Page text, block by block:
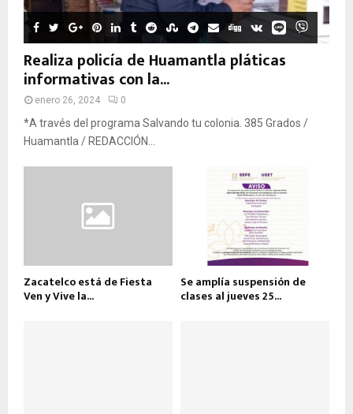
Realiza policía de Huamantla pláticas
informativas con la...
enero 26, 2024 0
*A través del programa Salvando tu colonia. 385 Grados /
Huamantla / REDACCIÓN...
Zacatelco está de Fiesta
Ven y Vive la...
Se amplía suspensión de
clases al jueves 25...